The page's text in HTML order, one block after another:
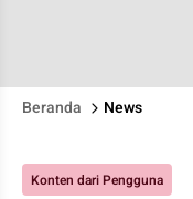
Beranda News
Konten dari Pengguna